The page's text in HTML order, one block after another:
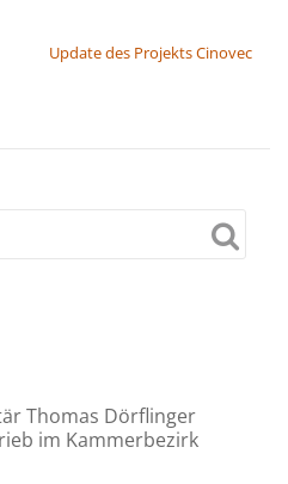
Update des Projekts Cinovec
Thomas Dörflinger
im Kammerbezirk